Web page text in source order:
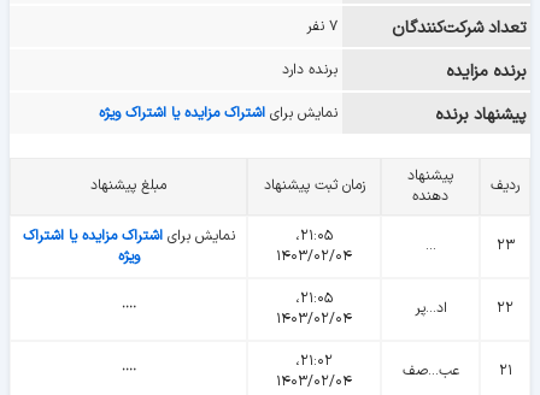
تعداد شرکت‌کنندگان ۷ نفر
برنده مزایده برنده دارد
پیشنهاد برنده نمایش برای اشتراک مزایده یا اشتراک ویژه
ردیف
پیشنهاد
دهنده
زمان ثبت پیشنهاد مبلغ پیشنهاد
۲۳ ...
۲۱:۰۵،
۱۴۰۳/۰۲/۰۴
نمایش برایاشتراک مزایده یا اشتراک
ویژه
۲۲ اد...پر
۲۱:۰۵،
۱۴۰۳/۰۲/۰۴
᠁
۲۱ عب...صف
۲۱:۰۲،
۱۴۰۳/۰۲/۰۴
᠁